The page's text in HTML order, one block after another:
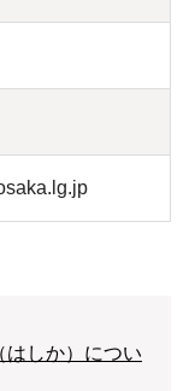
しか）につい